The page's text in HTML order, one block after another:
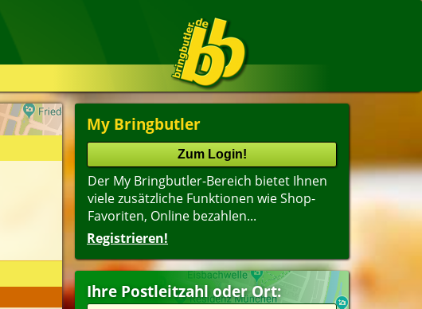
My Bringbutler
Der My Bringbutler-Bereich bietet Ihnen
viele zusätzliche Funktionen wie Shop-
Favoriten, Online bezahlen...
Registrieren!
Ihre Postleitzahl oder Ort: